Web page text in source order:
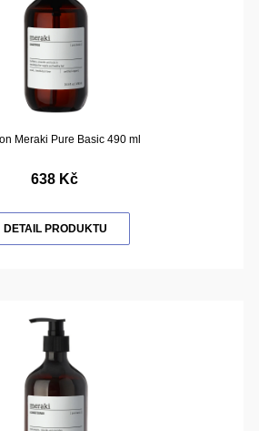
Meraki Pure Basic 490 ml
638 Kč
DETAIL PRODUKTU